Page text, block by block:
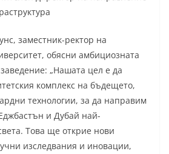
заместник-ректор на
обясни амбициозната
„Нашата цел е да
комплекс на бъдещето,
технологии, за да направим
и Дубай най-
Това ще открие нови
изследвания и иновации,